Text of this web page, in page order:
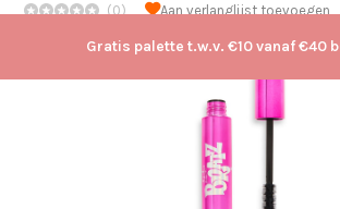
Gratis palette t.w.v. €10 vanaf €40
(0) Aan verlanglijst toevoegen